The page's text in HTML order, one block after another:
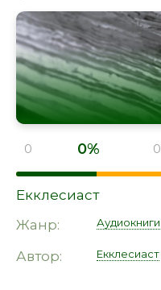
0 0% 0
Екклесиаст
Жанр:
Аудиокниги
Автор: Екклесиаст